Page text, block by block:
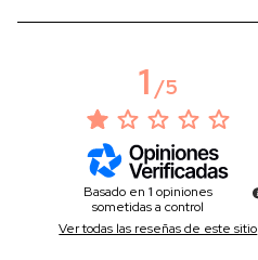
1/5
Basado en1 opiniones
sometidas a control
Ver todas las reseñas de este sitio